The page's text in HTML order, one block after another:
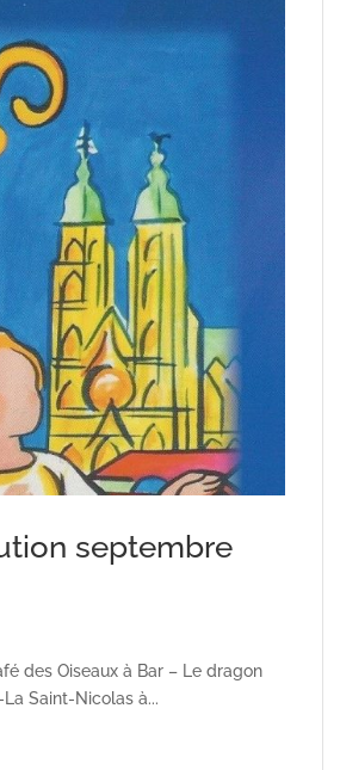
septembre
des Oiseaux à Bar – Le dragon
Saint-Nicolas à...